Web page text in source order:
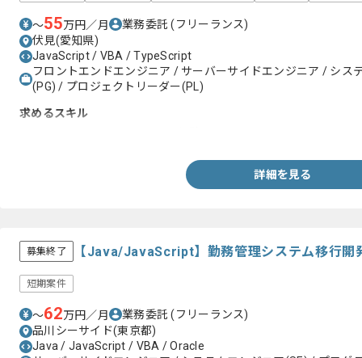
〜55万円／月 業務委託(フリーランス)
伏見(愛知県)
JavaScript / VBA / TypeScript
フロントエンドエンジニア / サーバーサイドエンジニア / シス
(PG) / プロジェクトリーダー(PL)
求めるスキル
詳細を見る
募集終了 【Java/JavaScript】勤務管理システム移行開
短期案件
〜62万円／月 業務委託(フリーランス)
品川シーサイド(東京都)
Java / JavaScript / VBA / Oracle